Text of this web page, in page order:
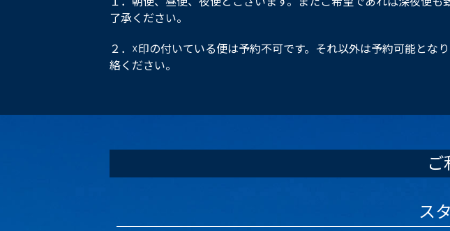
了承ください。
２．☓印の付いている便は予約不可です。それ以外は予約可能と
絡ください。
ス